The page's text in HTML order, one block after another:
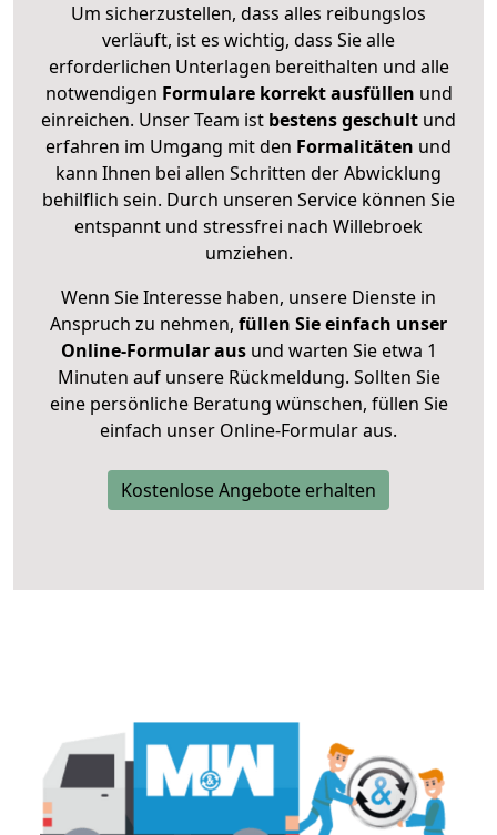
Um sicherzustellen, dass alles reibungslos
verläuft, ist es wichtig, dass Sie alle
erforderlichen Unterlagen bereithalten und alle
notwendigen Formulare korrekt ausfüllen und
einreichen. Unser Team ist bestens geschult und
erfahren im Umgang mit den Formalitäten und
kann Ihnen bei allen Schritten der Abwicklung
behilflich sein. Durch unseren Service können Sie
entspannt und stressfrei nach Willebroek
umziehen.
Wenn Sie Interesse haben, unsere Dienste in
Anspruch zu nehmen, füllen Sie einfach unser
Online-Formular ausund warten Sie etwa 1
Minuten auf unsere Rückmeldung. Sollten Sie
eine persönliche Beratung wünschen, füllen Sie
einfach unser Online-Formular aus.
Kostenlose Angebote erhalten